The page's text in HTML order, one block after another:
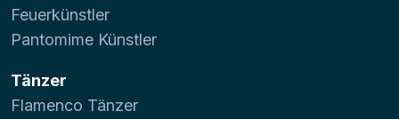
Feuerkünstler
Pantomime Künstler
Tänzer
Flamenco Tänzer